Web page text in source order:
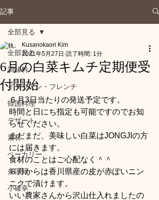
記事
全部見る
調味料
イタリアン・フレンチ
韓国料理
デザート
素材
ベーカリー
多国籍
小確幸
全部見る
6月の白菜キムチ定期便受
付開始
Kusanokaori Kim
2021年5月27日 読了時間: 1分
６月3日当たりの発送予定です。
時間と日にち指定も可能ですのでお知
らせください。
まだまだ、美味しい白菜はJONGJIの方
には届きます。
食材のことはご心配なく＾＾
６月からは香川県産の皮が赤ぽいニン
ニクで漬けます。
いい農家さんから沢山仕入れましたの